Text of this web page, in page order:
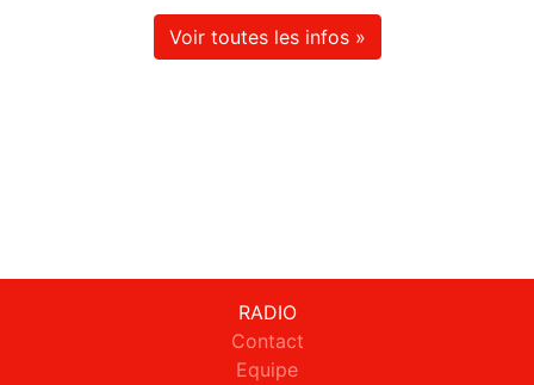
Voir toutes les infos »
RADIO
Contact
Equipe